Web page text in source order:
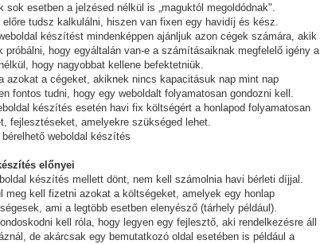
sok esetben a jelzésed nélkül is „maguktól megoldódnak".
tudsz kalkulálni, hiszen van fixen egy havidíj és kész.
készítést mindenképpen ajánljuk azon cégek számára, akik
hogy egyáltalán van-e a számításaiknak megfelelő igény a
hogy nagyobbat kellene befektetniük.
azokat a cégeket, akiknek nincs kapacitásuk nap mint nap
fontos tudni, hogy egy weboldalt folyamatosan gondozni kell.
készítés esetén havi fix költségért a honlapod folyamatosan
fejlesztéseket, amelyekre szükséged lehet.
weboldal készítés
előnyei
készítés mellett dönt, nem kell számolnia havi bérleti díjjal.
meg kell fizetni azokat a költségeket, amelyek egy honlap
ami a legtöbb esetben elenyésző (tárhely például).
kell róla, hogy legyen egy fejlesztő, aki rendelkezésre áll
de akárcsak egy bemutatkozó oldal esetében is például a